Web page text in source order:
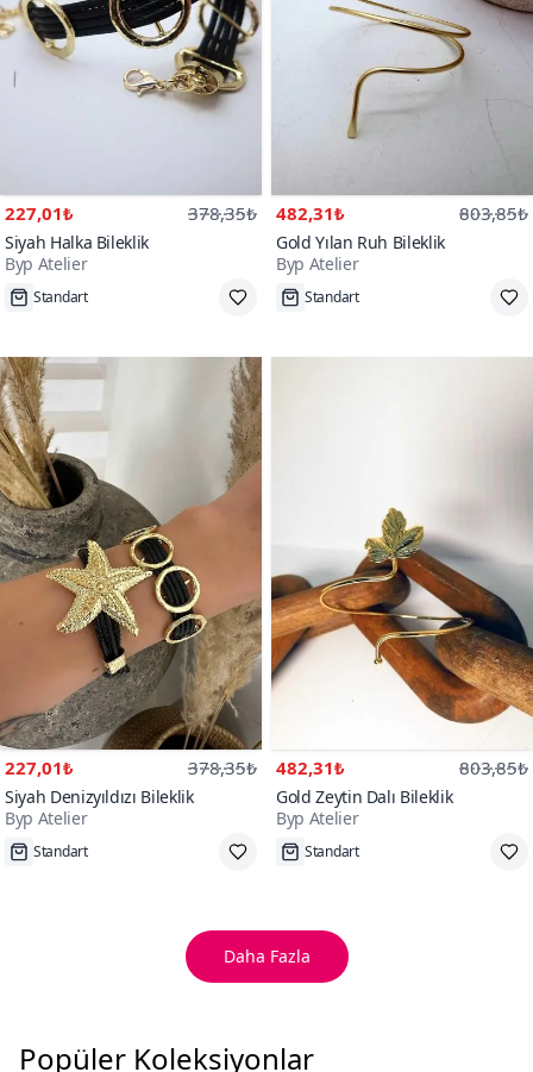
227,01₺ 378,35₺
Siyah Halka Bileklik
Byp Atelier
Standart
482,31₺ 803,85₺
Gold Yılan Ruh Bileklik
Byp Atelier
Tükenmek Üzere
227,01₺ 378,35₺
Siyah Denizyıldızı Bileklik
Byp Atelier
Standart
482,31₺ 803,85₺
Gold Zeytin Dalı Bileklik
Byp Atelier
Standart
Daha Fazla
Popüler Koleksiyonlar